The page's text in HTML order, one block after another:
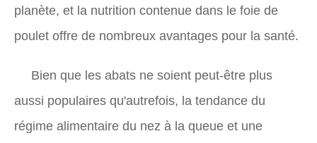
planète, et la nutrition contenue dans le foie de
poulet offre de nombreux avantages pour la santé.
Bien que les abats ne soient peut-être plus
aussi populaires qu'autrefois, la tendance du
régime alimentaire du nez à la queue et une